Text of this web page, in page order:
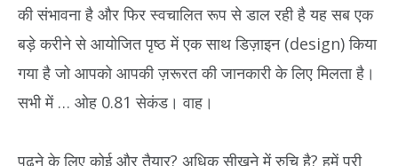
की संभावना है और फिर स्वचालित रूप से डाल रही है यह सब एक
बड़े करीने से आयोजित पृष्ठ में एक साथ डिज़ाइन (design) किया
गया है जो आपको आपकी ज़रूरत की जानकारी के लिए मिलता है।
सभी में … ओह 0.81 सेकंड। वाह।
पढ़ने के लिए कोई और तैयार? अधिक सीखने में रुचि है? हमें पूरी